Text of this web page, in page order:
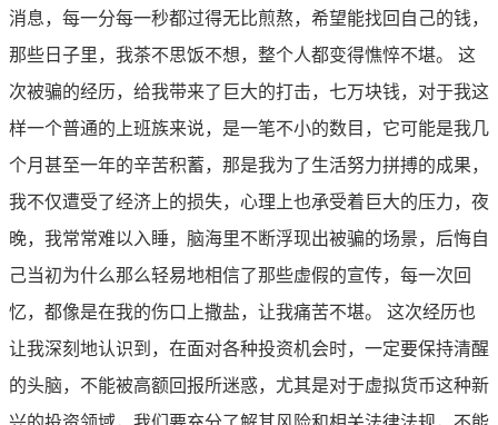
消息，每一分每一秒都过得无比煎熬，希望能找回自己的钱，
那些日子里，我茶不思饭不想，整个人都变得憔悴不堪。 这
次被骗的经历，给我带来了巨大的打击，七万块钱，对于我这
样一个普通的上班族来说，是一笔不小的数目，它可能是我几
个月甚至一年的辛苦积蓄，那是我为了生活努力拼搏的成果，
我不仅遭受了经济上的损失，心理上也承受着巨大的压力，夜
晚，我常常难以入睡，脑海里不断浮现出被骗的场景，后悔自
己当初为什么那么轻易地相信了那些虚假的宣传，每一次回
忆，都像是在我的伤口上撒盐，让我痛苦不堪。 这次经历也
让我深刻地认识到，在面对各种投资机会时，一定要保持清醒
的头脑，不能被高额回报所迷惑，尤其是对于虚拟货币这种新